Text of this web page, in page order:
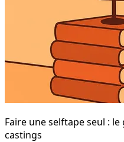
Faire une selftape seul :
castings